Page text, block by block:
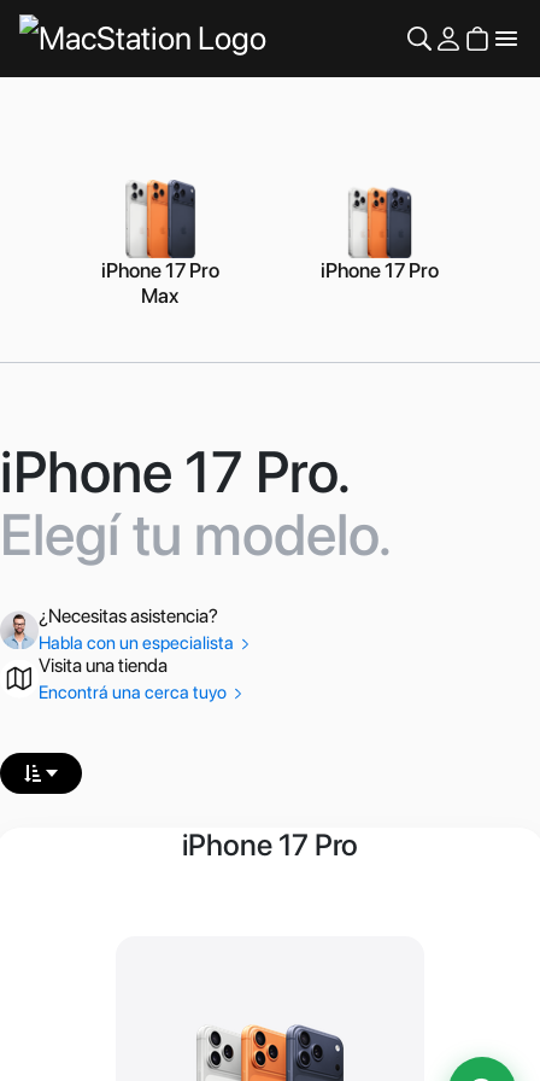
iPhone 17 Pro
Max
iPhone 17 Pro
iPhone 17 Pro.
Elegí tu modelo.
¿Necesitas asistencia?
Habla con un especialista
Visita una tienda
Encontrá una cerca tuyo
iPhone 17 Pro